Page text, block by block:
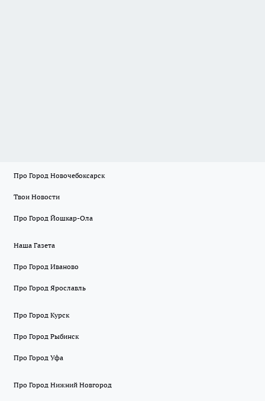
Про Город Новочебоксарск
Твои Новости
Про Город Йошкар-Ола
Наша Газета
Про Город Иваново
Про Город Ярославль
Про Город Курск
Про Город Рыбинск
Про Город Уфа
Про Город Нижний Новгород